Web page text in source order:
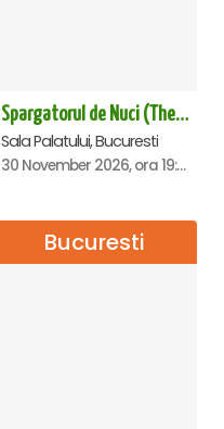
Spargatorul de Nuci (The Nutcracker) -UKRAINIAN CLASSICAL BALLET (ora 19.30) - Bucuresti
Sala Palatului, Bucuresti
30 November 2026, ora 19:30
Bucuresti